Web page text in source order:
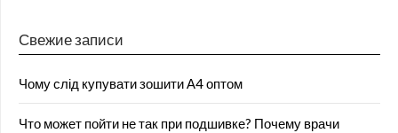
Свежие записи
Чому слід купувати зошити А4 оптом
Что может пойти не так при подшивке? Почему врачи